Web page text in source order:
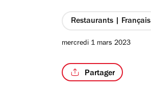
Restaurants | Français
mercredi 1 mars 2023
Partager